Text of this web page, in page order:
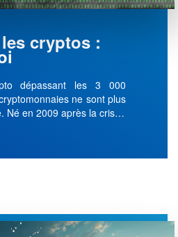
cryptos :
dépassant les 3 000
ne sont plus
Né en 2009 après la cris…